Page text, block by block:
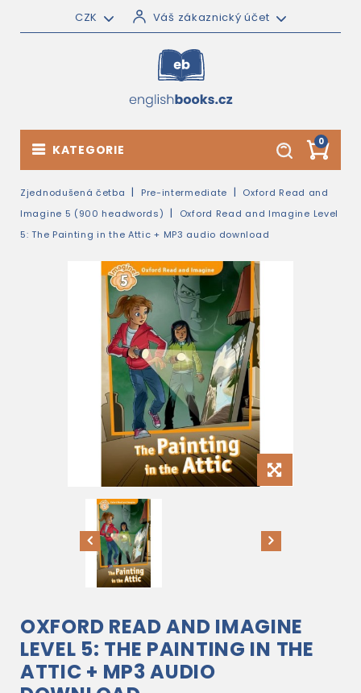
CZK Váš zákaznický účet
0
KATEGORIE
Zjednodušená četba Pre-intermediate
Oxford Read and
Imagine 5 (900 headwords)
Oxford Read and Imagine Level
5: The Painting in the Attic + MP3 audio download
OXFORD READ AND IMAGINE
LEVEL 5: THE PAINTING IN THE
ATTIC + MP3 AUDIO